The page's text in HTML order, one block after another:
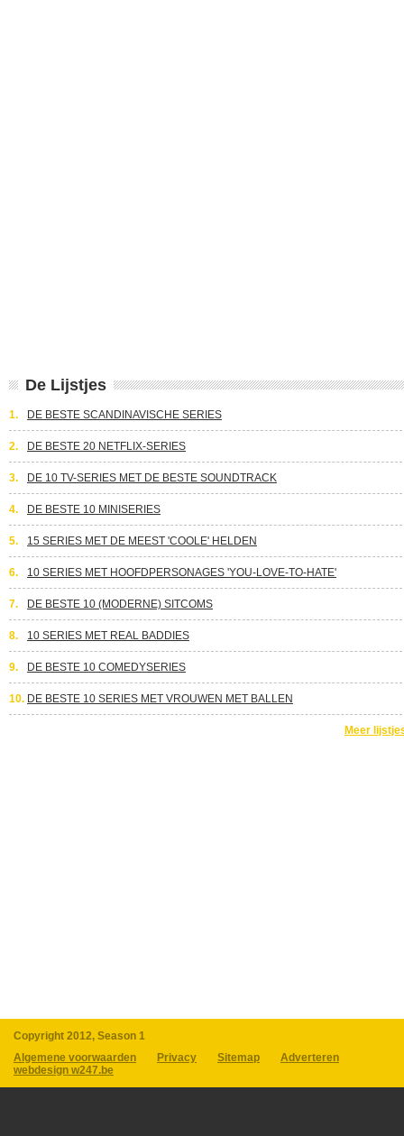
De Lijstjes
1. DE BESTE SCANDINAVISCHE SERIES
2. DE BESTE 20 NETFLIX-SERIES
3. DE 10 TV-SERIES MET DE BESTE SOUNDTRACK
4. DE BESTE 10 MINISERIES
5. 15 SERIES MET DE MEEST 'COOLE' HELDEN
6. 10 SERIES MET HOOFDPERSONAGES 'YOU-LOVE-TO-HATE'
7. DE BESTE 10 (MODERNE) SITCOMS
8. 10 SERIES MET REAL BADDIES
9. DE BESTE 10 COMEDYSERIES
10. DE BESTE 10 SERIES MET VROUWEN MET BALLEN
Meer
Copyright 2012, Season 1
Algemene voorwaarden
Privacy Sitemap
Adverteren
webdesign w247.be